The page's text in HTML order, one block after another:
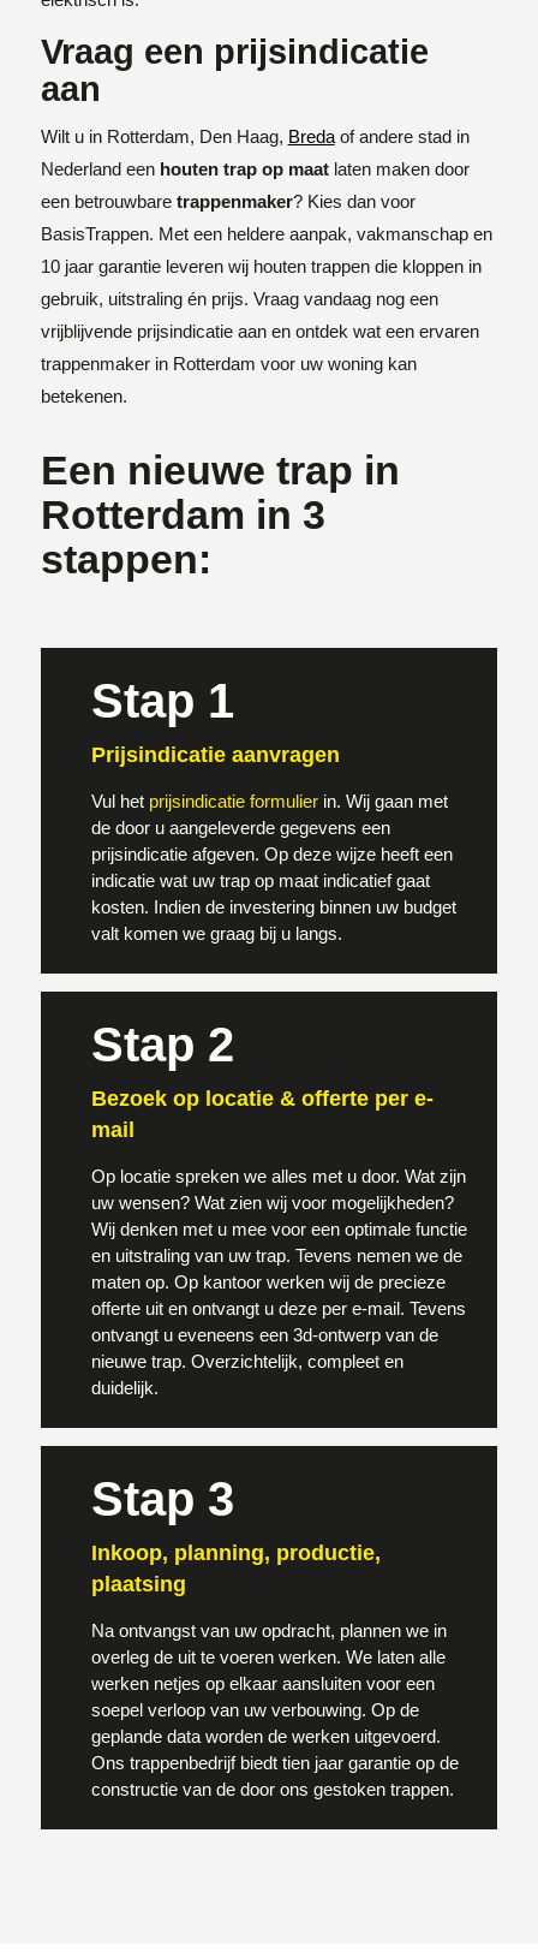
Vraag een prijsindicatie
aan
Wilt u in Rotterdam, Den Haag, Bredaof andere stad in
Nederland een houten trap op maatlaten maken door
een betrouwbare trappenmaker? Kies dan voor
BasisTrappen. Met een heldere aanpak, vakmanschap en
10 jaar garantie leveren wij houten trappen die kloppen in
gebruik, uitstraling én prijs. Vraag vandaag nog een
vrijblijvende prijsindicatie aan en ontdek wat een ervaren
trappenmaker in Rotterdam voor uw woning kan
betekenen.
Een nieuwe trap in
Rotterdam in 3
stappen:
Stap 1
Prijsindicatie aanvragen
Vul het prijsindicatie formulierin. Wij gaan met
de door u aangeleverde gegevens een
prijsindicatie afgeven. Op deze wijze heeft een
indicatie wat uw trap op maat indicatief gaat
kosten. Indien de investering binnen uw budget
valt komen we graag bij u langs.
Stap 2
Bezoek op locatie & offerte per e-
mail
Op locatie spreken we alles met u door. Wat zijn
uw wensen? Wat zien wij voor mogelijkheden?
Wij denken met u mee voor een optimale functie
en uitstraling van uw trap. Tevens nemen we de
maten op. Op kantoor werken wij de precieze
offerte uit en ontvangt u deze per e-mail. Tevens
ontvangt u eveneens een 3d-ontwerp van de
nieuwe trap. Overzichtelijk, compleet en
duidelijk.
Stap 3
Inkoop, planning, productie,
plaatsing
Na ontvangst van uw opdracht, plannen we in
overleg de uit te voeren werken. We laten alle
werken netjes op elkaar aansluiten voor een
soepel verloop van uw verbouwing. Op de
geplande data worden de werken uitgevoerd.
Ons trappenbedrijf biedt tien jaar garantie op de
constructie van de door ons gestoken trappen.